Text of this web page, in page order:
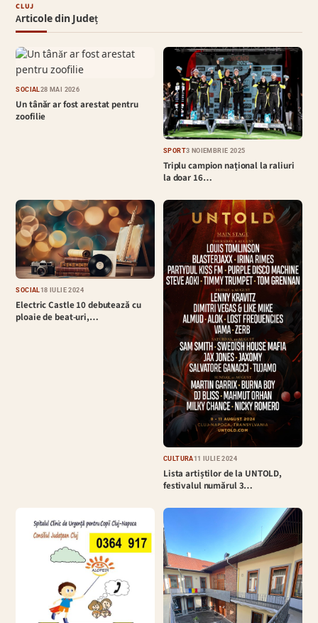
CLUJ
Articole din Județ
SOCIAL 28 MAI 2026
Un tânăr ar fost arestat pentru
zoofilie
SPORT3 NOIEMBRIE 2025
Triplu campion național la raliuri
la doar 16…
SOCIAL 18 IULIE 2024
Electric Castle 10 debutează cu
ploaie de beat-uri,…
CULTURĂ11 IULIE 2024
Lista artiștilor de la UNTOLD,
festivalul numărul 3…